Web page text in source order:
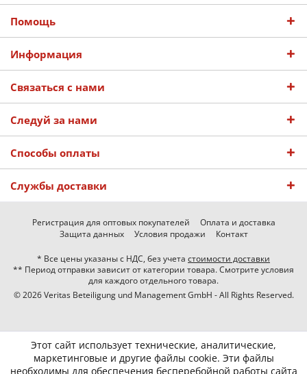
Помощь
Информация
Связаться с нами
Следуй за нами
Способы оплаты
Службы доставки
Регистрация для оптовых покупателей
Оплата и доставка
Защита данных
Условия продажи Контакт
* Все цены указаны с НДС, без учета стоимости доставки
** Период отправки зависит от категории товара. Смотрите условия
для каждого отдельного товара.
© 2026 Veritas Beteiligung und Management GmbH - All Rights Reserved.
Этот сайт использует технические, аналитические,
маркетинговые и другие файлы cookie. Эти файлы
необходимы для обеспечения бесперебойной работы сайта